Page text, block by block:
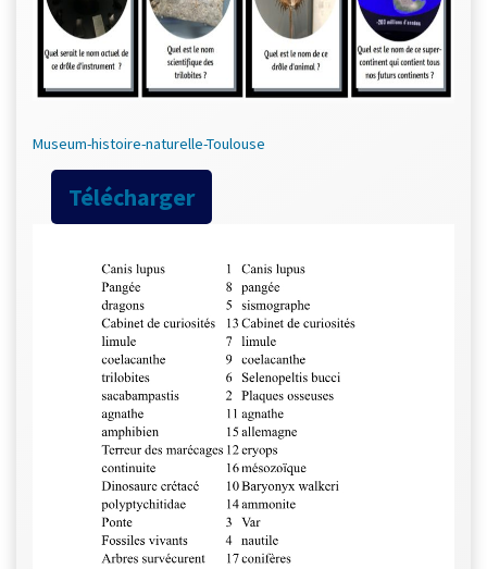
Museum-histoire-naturelle-Toulouse
Télécharger